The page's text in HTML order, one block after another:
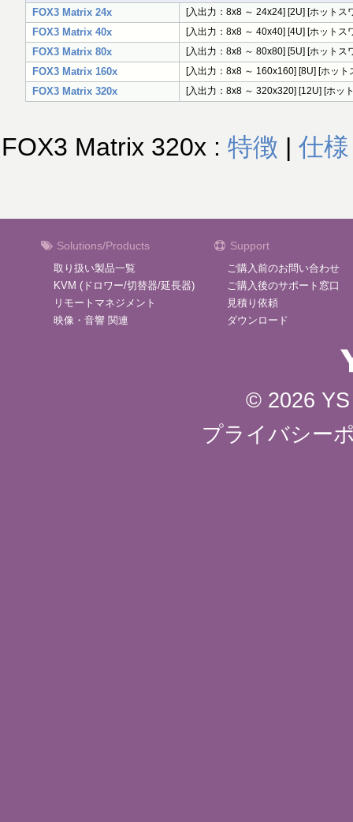
FOX3 Matrix 24x
[入出力：8x8 ～ 24x24] [2U] [ホット
FOX3 Matrix 40x [入出力：8x8 ～ 40x40] [4U] [ホットス
FOX3 Matrix 80x [入出力：8x8 ～ 80x80] [5U] [ホットス
FOX3 Matrix 160x [入出力：8x8 ～ 160x160] [8U] [ホッ
FOX3 Matrix 320x [入出力：8x8 ～ 320x320] [12U] [ホッ
FOX3 Matrix 320x : 特徴 | 仕様
Solutions/Products
取り扱い製品一覧
KVM (ドロワー/切替器/延長器)
リモートマネジメント
映像・音響 関連
Support
ご購入前のお問い合わせ
ご購入後のサポート窓口
見積り依頼
ダウンロード
© 2026
プライバシー